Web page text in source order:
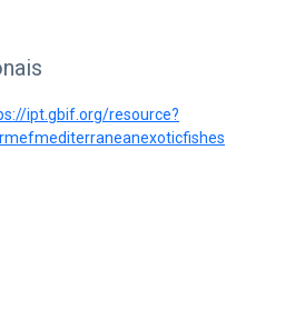
ipt.gbif.org/resource?